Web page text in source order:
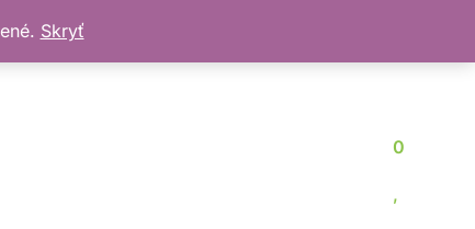
Skryť
0
,